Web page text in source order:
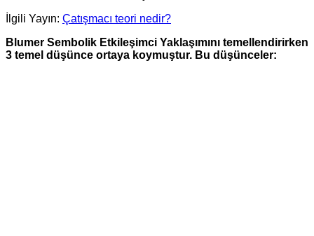
İlgili Yayın: Çatışmacı teori nedir?
Blumer Sembolik Etkileşimci Yaklaşımını temellendirirken
3 temel düşünce ortaya koymuştur. Bu düşünceler: